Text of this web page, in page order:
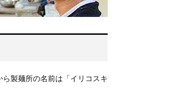
製麺所の名前は「イリコスキ